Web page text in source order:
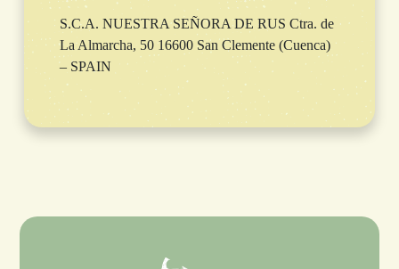
S.C.A. NUESTRA SEÑORA DE RUS Ctra. de
La Almarcha, 50 16600 San Clemente (Cuenca)
– SPAIN